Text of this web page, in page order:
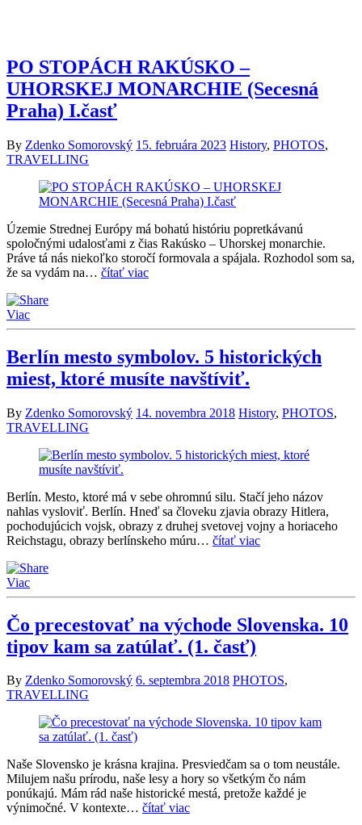
PO STOPÁCH RAKÚSKO –
UHORSKEJ MONARCHIE (Secesná
Praha) I.časť
By Zdenko Somorovský 15. februára 2023 History, PHOTOS,
TRAVELLING
Územie Strednej Európy má bohatú históriu popretkávanú
spoločnými udalosťami z čias Rakúsko – Uhorskej monarchie.
Práve tá nás niekoľko storočí formovala a spájala. Rozhodol som sa,
že sa vydám na… čítať viac
Viac
Berlín mesto symbolov. 5 historických
miest, ktoré musíte navštíviť.
By Zdenko Somorovský 14. novembra 2018 History, PHOTOS,
TRAVELLING
Berlín. Mesto, ktoré má v sebe ohromnú silu. Stačí jeho názov
nahlas vysloviť. Berlín. Hneď sa človeku zjavia obrazy Hitlera,
pochodujúcich vojsk, obrazy z druhej svetovej vojny a horiaceho
Reichstagu, obrazy berlínskeho múru… čítať viac
Viac
Čo precestovať na východe Slovenska. 10
tipov kam sa zatúlať. (1. časť)
By Zdenko Somorovský 6. septembra 2018 PHOTOS,
TRAVELLING
Naše Slovensko je krásna krajina. Presviedčam sa o tom neustále.
Milujem našu prírodu, naše lesy a hory so všetkým čo nám
ponúkajú. Mám rád naše historické mestá, pretože každé je
výnimočné. V kontexte… čítať viac